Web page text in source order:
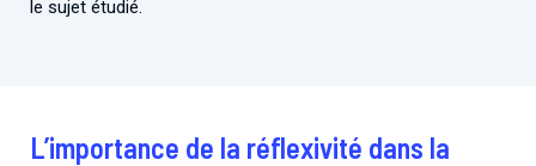
le sujet étudié.
L’importance de la réflexivité dans la